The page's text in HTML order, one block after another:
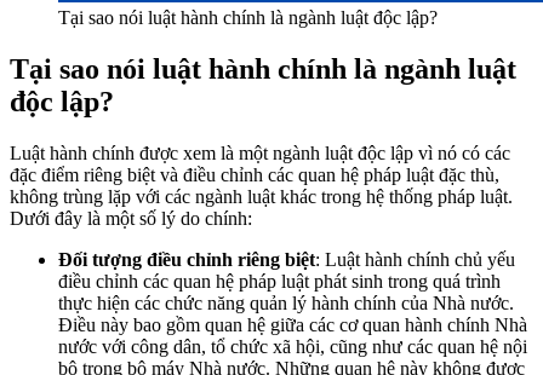
Tại sao nói luật hành chính là ngành luật độc lập?
Tại sao nói luật hành chính là ngành luật
độc lập?
Luật hành chính được xem là một ngành luật độc lập vì nó có các
đặc điểm riêng biệt và điều chỉnh các quan hệ pháp luật đặc thù,
không trùng lặp với các ngành luật khác trong hệ thống pháp luật.
Dưới đây là một số lý do chính:
Đối tượng điều chỉnh riêng biệt: Luật hành chính chủ yếu
điều chỉnh các quan hệ pháp luật phát sinh trong quá trình
thực hiện các chức năng quản lý hành chính của Nhà nước.
Điều này bao gồm quan hệ giữa các cơ quan hành chính Nhà
nước với công dân, tổ chức xã hội, cũng như các quan hệ nội
bộ trong bộ máy Nhà nước. Những quan hệ này không được